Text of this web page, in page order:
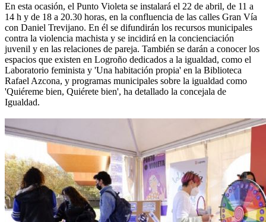
En esta ocasión, el Punto Violeta se instalará el 22 de abril, de 11 a
14 h y de 18 a 20.30 horas, en la confluencia de las calles Gran Vía
con Daniel Trevijano. En él se difundirán los recursos municipales
contra la violencia machista y se incidirá en la concienciación
juvenil y en las relaciones de pareja. También se darán a conocer los
espacios que existen en Logroño dedicados a la igualdad, como el
Laboratorio feminista y 'Una habitación propia' en la Biblioteca
Rafael Azcona, y programas municipales sobre la igualdad como
'Quiéreme bien, Quiérete bien', ha detallado la concejala de
Igualdad.